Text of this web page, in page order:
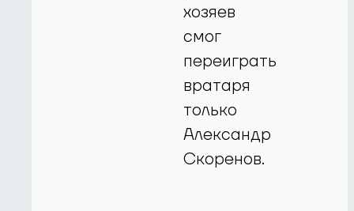
хозяев
смог
переиграть
вратаря
только
Александр
Скоренов.